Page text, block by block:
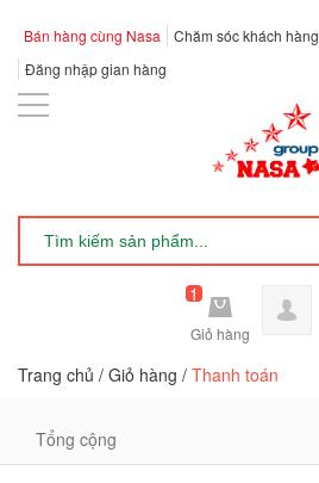
Bán hàng cùng Nasa Chăm sóc khách hàng
Đăng nhập gian hàng
1
Giỏ hàng
Trang chủ / Giỏ hàng / Thanh toán
Tổng cộng